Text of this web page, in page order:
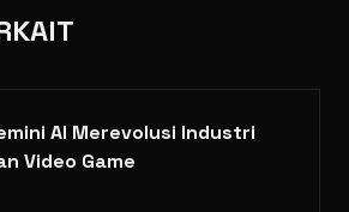
AI Merevolusi Industri
Video Game